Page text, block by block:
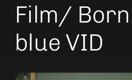
Film/
blue VID